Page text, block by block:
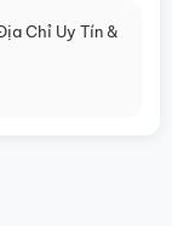
Chỉ Uy Tín &